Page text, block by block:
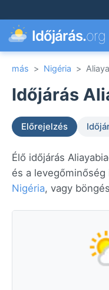
Időjárás.org
más > Nigéria >
Időjárás
Előrejelzés
Élő időjárás
és a
Nigéria, vagy